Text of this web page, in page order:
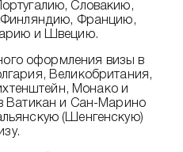
Словакию,
Францию,
и Швецию.
оформления визы в
Великобритания,
Монако и
Ватикан и Сан-Марино
(Шенгенскую)